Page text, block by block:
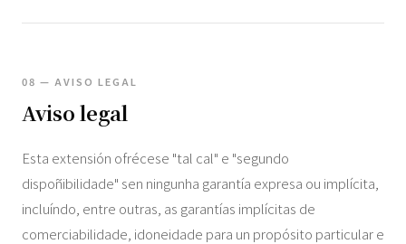
08 — AVISO LEGAL
Aviso legal
Esta extensión ofrécese "tal cal" e "segundo
dispoñibilidade" sen ningunha garantía expresa ou implícita,
incluíndo, entre outras, as garantías implícitas de
comerciabilidade, idoneidade para un propósito particular e